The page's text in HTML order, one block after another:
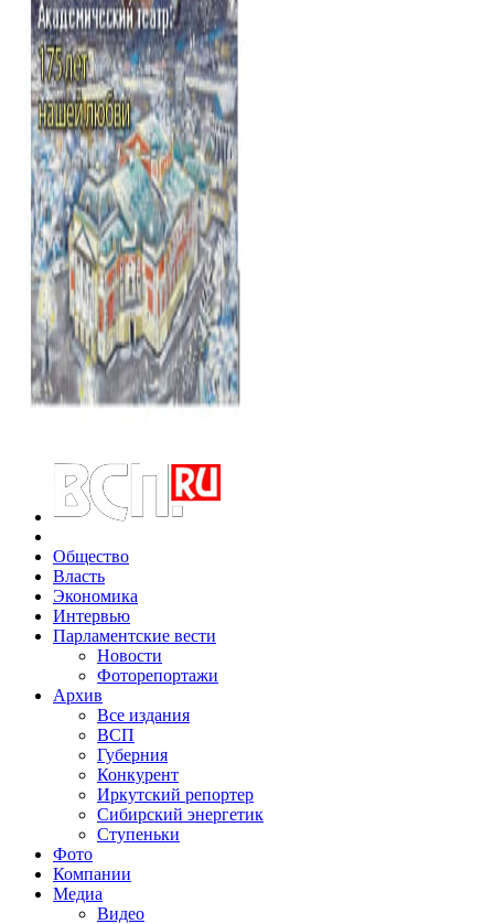
Общество
Власть
Экономика
Интервью
Парламентские вести
Новости
Фоторепортажи
Архив
Все издания
ВСП
Губерния
Конкурент
Иркутский репортер
Сибирский энергетик
Ступеньки
Фото
Компании
Медиа
Видео